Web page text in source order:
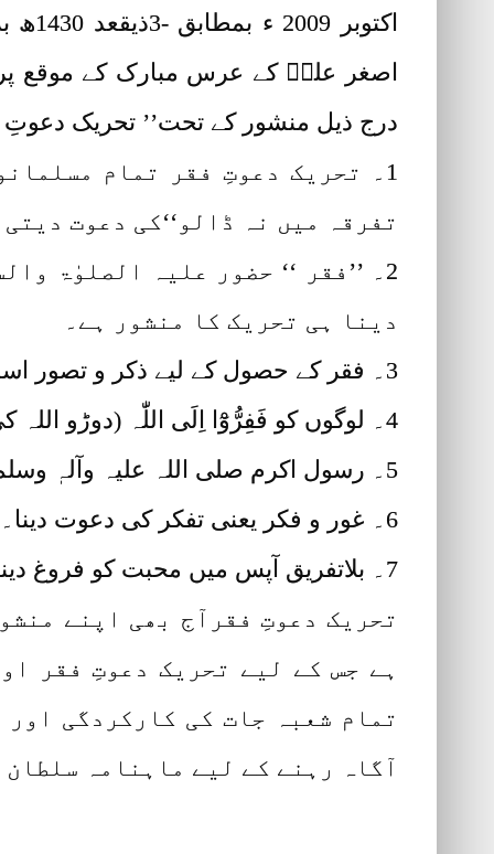
اصغر علیؒ کے عرس مبارک کے موقع
درج ذیل منشور کے تحت’’ تحریک دعوتِ
1۔ تحریک دعوتِ فقر تمام
تفرقہ میں نہ ڈالو‘‘کی دعوت
2۔ ’’فقر ‘‘ حضور علیہ الصلوٰۃ
دینا ہی تحریک کا منشور ہے۔
3۔ فقر کے حصول کے لیے ذکر و تصور اسمِ اللہ ذات کی دعوت دینا۔
4۔ لوگوں کو فَفِرُّوْٓا اِلَی اللّٰہ (دوڑو اللہ کی طرف) یعنی ’’دوڑو اسم اللہ ذات کی طرف‘‘ کی دعوت دینا۔
5۔ رسول اکرم صلی اللہ علیہ وآلہٖ وسلم کی تعلیماتِ حقانیہ پر صدقِ دل سے عمل کرنا۔
6۔ غور و فکر یعنی تفکر کی دعوت دینا۔
7۔ بلاتفریق آپس میں محبت کو فروغ دینا اور دنیا سے نفرت کو ختم کرنا۔
تحریک دعوتِ فقرآج بھی اپنے
ہے جس کے لیے تحریک دعوتِ فقر
تمام شعبہ جات کی کارکردگی
آگاہ رہنے کے لیے ماہنامہ